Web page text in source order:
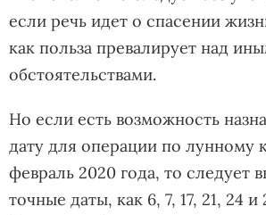
если речь идет о спасении
как польза превалирует над
обстоятельствами.
Но если есть возможность
дату для операции по лунному
февраль 2020 года, то следует
точные даты, как 6, 7, 17, 21, 24